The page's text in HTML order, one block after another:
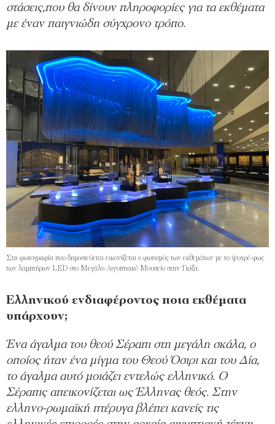
στάσεις,που θα δίνουν πληροφορίες για τα εκθέματα
με έναν παιγνιώδη σύγχρονο τρόπο.
Στη φωτογραφία που δημοσιεύεται εικονίζεται ο φωτισμός των εκθεμάτων με το ψυχρό φως
των λαμπτήρων LED στο Μεγάλο Aιγυπτιακό Μουσείο στην Γκίζα.
Ελληνικού ενδιαφέροντος ποια εκθέματα
υπάρχουν;
Ένα άγαλμα του θεού Σέραπι στη μεγάλη σκάλα, ο
οποίος ήταν ένα μίγμα του Θεού Όσιρι και του Δία,
το άγαλμα αυτό μοιάζει εντελώς ελληνικό. Ο
Σέραπις απεικονίζεται ως Έλληνας θεός. Στην
ελληνο-ρωμαϊκή πτέρυγα βλέπει κανείς τις